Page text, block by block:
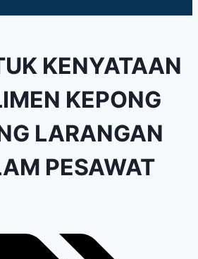
KENYATAAN
KEPONG
LARANGAN
PESAWAT